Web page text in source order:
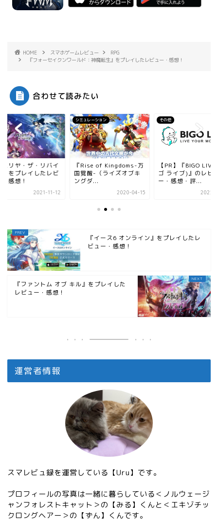
HOME スマホゲームレビュー
RPG
『フォーセイクンワールド：神魔転生』をプレイしたレビュー・感想！
合わせて読みたい
ニリヤ・ザ・リバイ
』をプレイしたレビ
感想！
2021-11-12
シミュレーション
『Rise of Kingdoms-万
国覚醒-（ライズオブキ
ングダ...
2020-04-15
その他
【PR】『BIGO
ゴ ライブ)』のレビ
ー・感想・評...
2022-
『イース6 オンライン』をプレイしたレ
ビュー・感想！
『ファントム オブ キル』をプレイした
レビュー・感想！
運営者情報
スマレビュ録を運営している【Uru】です。
プロフィールの写真は一緒に暮らしている＜ノルウェージ
ャンフォレストキャット＞の【みる】くんと＜エキゾチッ
クロングヘアー＞の【ずん】くんです。